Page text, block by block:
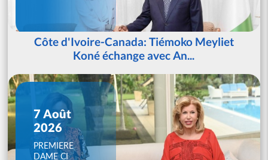
Côte d'Ivoire-Canada: Tiémoko Meyliet
Koné échange avec An...
7 Août
2026
PREMIERE
DAME CI